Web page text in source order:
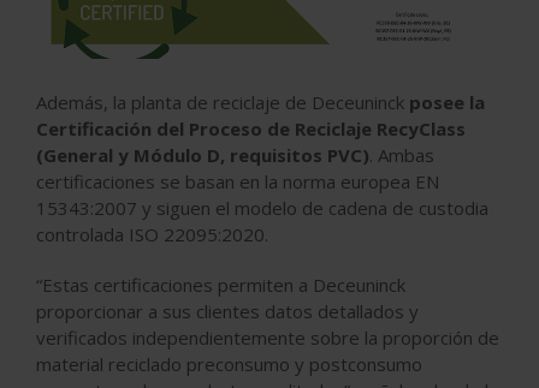
Además, la planta de reciclaje de Deceuninck posee la
Certificación del Proceso de Reciclaje RecyClass
(General y Módulo D, requisitos PVC). Ambas
certificaciones se basan en la norma europea EN
15343:2007 y siguen el modelo de cadena de custodia
controlada ISO 22095:2020.
“Estas certificaciones permiten a Deceuninck
proporcionar a sus clientes datos detallados y
verificados independientemente sobre la proporción de
material reciclado preconsumo y postconsumo